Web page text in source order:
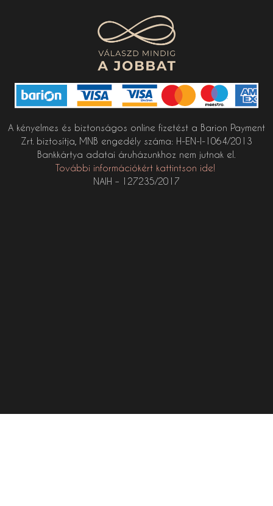
A kényelmes és biztonságos online fizetést a Barion Payment
Zrt. biztosítja, MNB engedély száma: H-EN-I-1064/2013
Bankkártya adatai áruházunkhoz nem jutnak el.
További információkért kattintson ide!
NAIH – 127235/2017